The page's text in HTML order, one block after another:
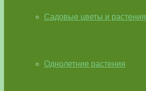
Садовые цветы и растения
Однолетние растения